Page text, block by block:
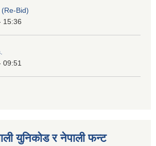
Bid)
15:36
09:51
युनिकोड र नेपाली फन्ट